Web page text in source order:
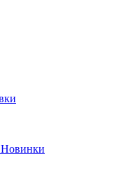
Новинки